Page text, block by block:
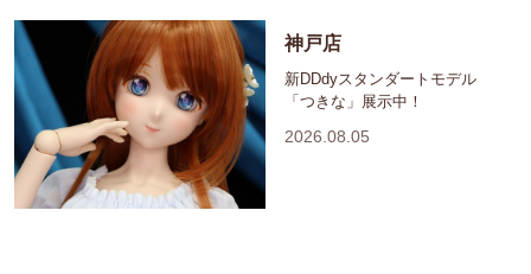
神戸店
新DDdyスタンダートモデル
「つきな」展示中！
2026.08.05